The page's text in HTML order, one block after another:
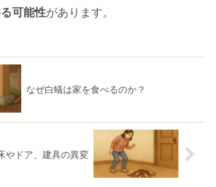
可能性があります。
なぜ白蟻は家を食べるのか？
やドア、建具の異変